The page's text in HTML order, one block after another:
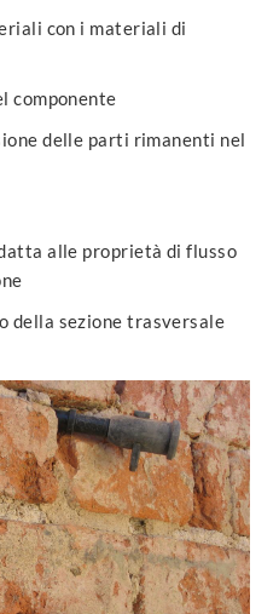
con i materiali di
componente
delle parti rimanenti nel
alle proprietà di flusso
della sezione trasversale